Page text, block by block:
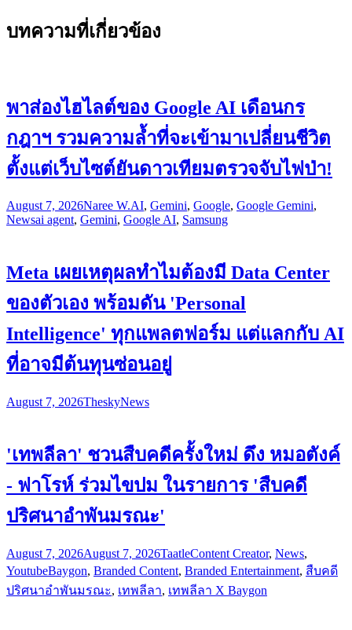
บทความที่เกี่ยวข้อง
พาส่องไฮไลต์ของ Google AI เดือนกร
กฎาฯ รวมความล้ำที่จะเข้ามาเปลี่ยนชีวิต
ตั้งแต่เว็บไซต์ยันดาวเทียมตรวจจับไฟป่า!
August 7, 2026Naree W.AI, Gemini, Google, Google Gemini,
Newsai agent, Gemini, Google AI, Samsung
Meta เผยเหตุผลทำไมต้องมี Data Center
ของตัวเอง พร้อมดัน 'Personal
Intelligence' ทุกแพลตฟอร์ม แต่แลกกับ AI
ที่อาจมีต้นทุนซ่อนอยู่
August 7, 2026TheskyNews
'เทพลีลา' ชวนสืบคดีครั้งใหม่ ดึง หมอตังค์
- ฟาโรห์ ร่วมไขปม ในรายการ 'สืบคดี
ปริศนาอำพันมรณะ'
August 7, 2026August 7, 2026TaatleContent Creator, News,
YoutubeBaygon, Branded Content, Branded Entertainment, สืบคดี
ปริศนาอำพันมรณะ, เทพลีลา, เทพลีลา X Baygon